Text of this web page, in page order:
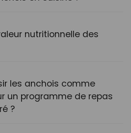
nutritionnelle des
les anchois comme
un programme de repas
?